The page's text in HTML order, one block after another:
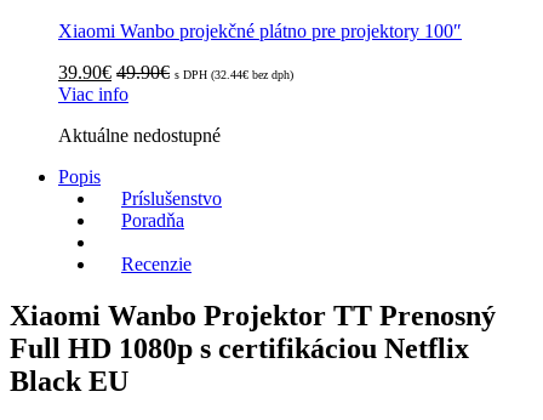
Xiaomi Wanbo projekčné plátno pre projektory 100″
39.90€ 49.90€ s DPH (32.44€ bez dph)
Viac info
Aktuálne nedostupné
Popis
Príslušenstvo
Poradňa
Recenzie
Xiaomi Wanbo Projektor TT Prenosný
Full HD 1080p s certifikáciou Netflix
Black EU